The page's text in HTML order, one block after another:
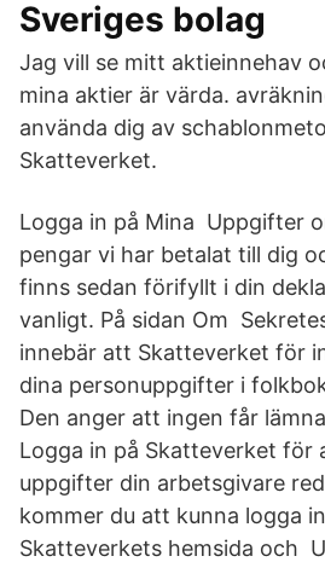
Sveriges bolag
Jag vill se mitt aktieinnehav
mina aktier är värda.
använda dig av
Skatteverket.
Logga in på Mina Uppgifter
pengar vi har betalat till dig
finns sedan förifyllt i din
vanligt. På sidan Om
innebär att Skatteverket för
dina personuppgifter i
Den anger att ingen får
Logga in på Skatteverket för
uppgifter din arbetsgivare
kommer du att kunna logga
Skatteverkets hemsida och